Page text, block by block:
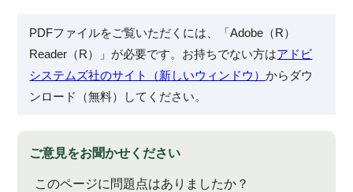
PDFファイルをご覧いただくには、「Adobe（R）
Reader（R）」が必要です。お持ちでない方はアドビ
システムズ社のサイト（新しいウィンドウ）からダウ
ンロード（無料）してください。
ご意見をお聞かせください
このページに問題点はありましたか？